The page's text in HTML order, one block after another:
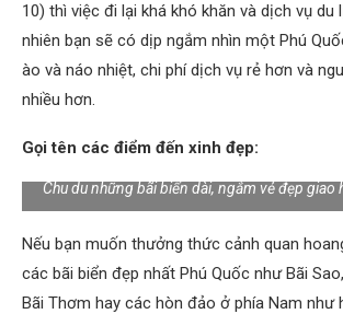
10) thì việc đi lại khá khó khăn và dịch vụ du
nhiên bạn sẽ có dịp ngắm nhìn một Phú
ào và náo nhiệt, chi phí dịch vụ rẻ hơn và
nhiều hơn.
Gọi tên các điểm đến xinh đẹp:
Chu du những bãi biển dài, ngắm vẻ đẹp giao
Nếu bạn muốn thưởng thức cảnh quan
các bãi biển đẹp nhất Phú Quốc như Bãi
Bãi Thơm hay các hòn đảo ở phía Nam như